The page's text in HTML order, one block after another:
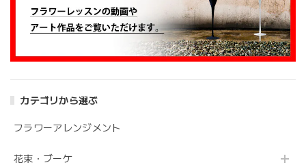
カテゴリから選ぶ
フラワーアレンジメント
花束・ブーケ